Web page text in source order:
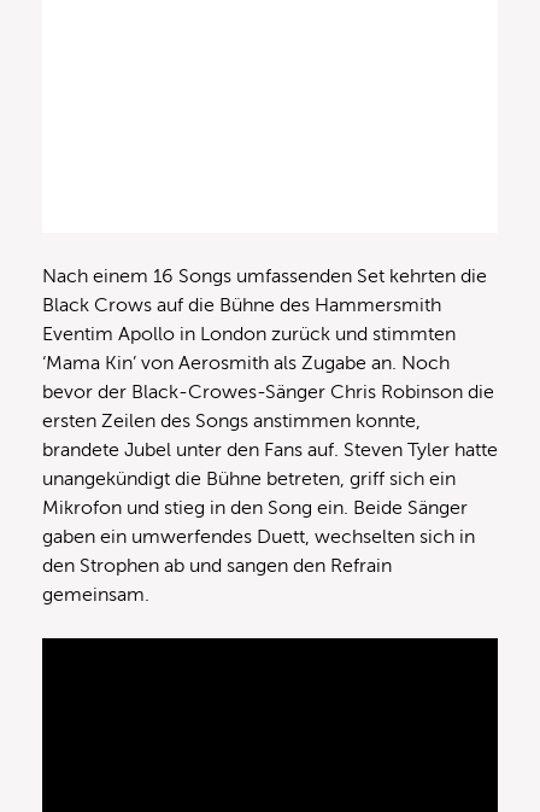
Nach einem 16 Songs umfassenden Set kehrten die
Black Crows auf die Bühne des Hammersmith
Eventim Apollo in London zurück und stimmten
‘Mama Kin’ von Aerosmith als Zugabe an. Noch
bevor der Black-Crowes-Sänger Chris Robinson die
ersten Zeilen des Songs anstimmen konnte,
brandete Jubel unter den Fans auf. Steven Tyler hatte
unangekündigt die Bühne betreten, griff sich ein
Mikrofon und stieg in den Song ein. Beide Sänger
gaben ein umwerfendes Duett, wechselten sich in
den Strophen ab und sangen den Refrain
gemeinsam.